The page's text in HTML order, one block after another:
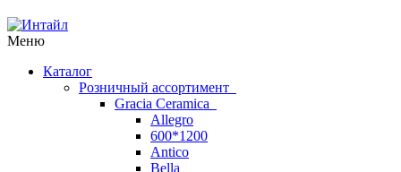
Меню
Каталог
Розничный ассортимент
Gracia Ceramica
Allegro
600*1200
Antico
Bella